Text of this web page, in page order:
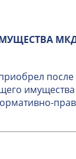
имущества